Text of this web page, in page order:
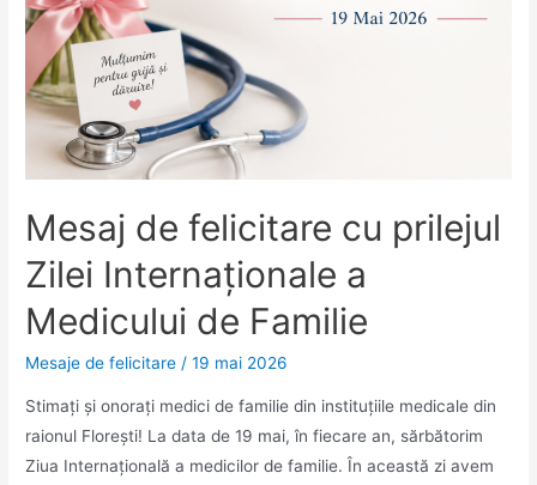
Florești
Mesaj de felicitare cu prilejul
Zilei Internaționale a
Medicului de Familie
Mesaje de felicitare /19 mai 2026
Stimați și onorați medici de familie din instituțiile medicale din
raionul Florești! La data de 19 mai, în fiecare an, sărbătorim
Ziua Internațională a medicilor de familie. În această zi avem